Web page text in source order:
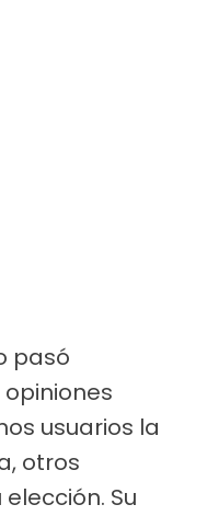
pasó
usuarios la
otros
Su